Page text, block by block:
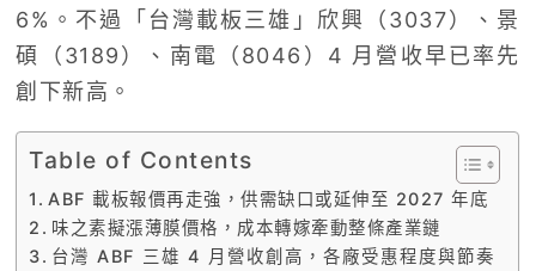
6%。不過「台灣載板三雄」欣興（3037）、景
碩（3189）、南電（8046）4 月營收早已率先
創下新高。
Table of Contents
ABF 載板報價再走強，供需缺口或延伸至 2027 年底
味之素擬漲薄膜價格，成本轉嫁牽動整條產業鏈
台灣 ABF 三雄 4 月營收創高，各廠受惠程度與節奏